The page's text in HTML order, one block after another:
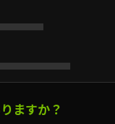
ますか？